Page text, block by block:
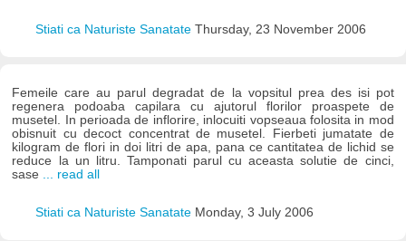
Stiati ca Naturiste Sanatate Thursday, 23 November 2006
Femeile care au parul degradat de la vopsitul prea des isi pot
regenera podoaba capilara cu ajutorul florilor proaspete de
musetel. In perioada de inflorire, inlocuiti vopseaua folosita in mod
obisnuit cu decoct concentrat de musetel. Fierbeti jumatate de
kilogram de flori in doi litri de apa, pana ce cantitatea de lichid se
reduce la un litru. Tamponati parul cu aceasta solutie de cinci,
sase
... read all
Stiati ca Naturiste Sanatate Monday, 3 July 2006